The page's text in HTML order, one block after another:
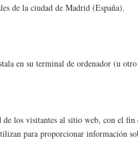
de la ciudad de Madrid (España).
en su terminal de ordenador (u
los visitantes al sitio web, con el
para proporcionar información